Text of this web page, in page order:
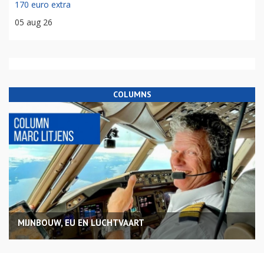
170 euro extra
05 aug 26
COLUMNS
MIJNBOUW, EU EN LUCHTVAART